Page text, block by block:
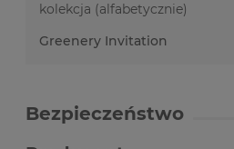
kolekcja (alfabetycznie)
Greenery Invitation
Bezpieczeństwo